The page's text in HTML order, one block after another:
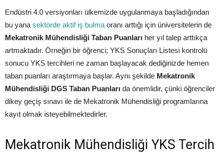
Endüstri 4.0 versiyonları ülkemizde uygulanmaya başladığından
bu yana sektörde aktif iş bulma oranı arttığı için üniversitelerin de
Mekatronik Mühendisliği Taban Puanları her yıl talep arttıkça
artmaktadır. Örneğin bir öğrenci; YKS Sonuçları Listesi kontrolü
sonucu YKS tercihleri ne zaman başlayacak dediğinizde hemen
taban puanları araştırmaya başlar. Aynı şekilde Mekatronik
Mühendisliği DGS Taban Puanları da önemlidir, çünki öğrenciler
dikey geçiş sınavı ile de Mekatronik Mühendisliği programlarına
kayıt olmak isteyebilmektedirler.
Mekatronik Mühendisliği YKS Tercih